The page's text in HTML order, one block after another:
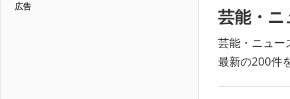
芸能・
芸能・ニュー
最新の200件
広告